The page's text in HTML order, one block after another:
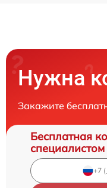
Нужна
Закажите
Бесплатная
специалистом